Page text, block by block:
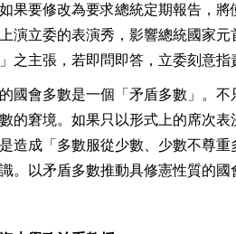
果要修改為要求總統定期報告，
演立委的表演秀，影響總統國家
」之主張，若即問即答，立委刻意
國會多數是一個「矛盾多數」。
的窘境。如果只以形式上的席次
造成「多數服從少數、少數不尊
。以矛盾多數推動具修憲性質的